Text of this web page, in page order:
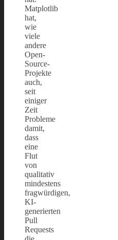
Matplotlib
hat,
wie
viele
andere
Open-
Source-
Projekte
auch,
seit
einiger
Zeit
Probleme
damit,
dass
eine
Flut
von
qualitativ
mindestens
fragwürdigen,
KI-
generierten
Pull
Requests